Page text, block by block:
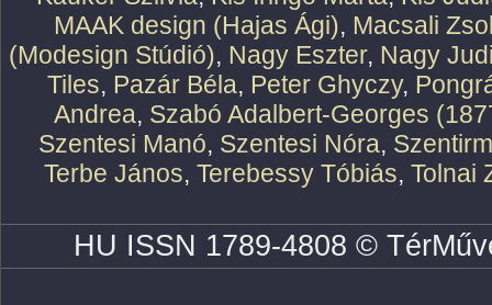
MAAK design (Hajas Ági), Macsali
(Modesign Stúdió), Nagy Eszter, Nagy
Tiles, Pazár Béla, Peter Ghyczy,
Andrea, Szabó Adalbert-Georges
Szentesi Manó, Szentesi Nóra,
Terbe János, Terebessy Tóbiás, Tolnai
HU ISSN 1789-4808 ©